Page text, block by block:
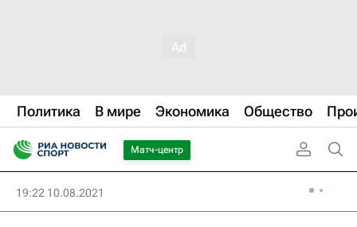
Политика В мире Экономика Общество
Матч-центр
19:22 10.08.2021